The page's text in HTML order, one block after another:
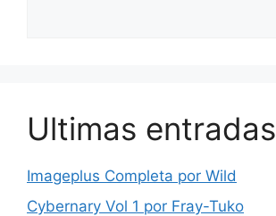
Ultimas entradas
Imageplus Completa por Wild
Cybernary Vol 1 por Fray-Tuko